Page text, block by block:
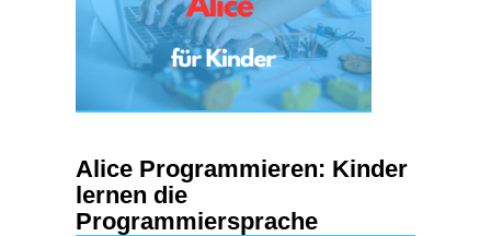
Alice Programmieren: Kinder
lernen die
Programmiersprache